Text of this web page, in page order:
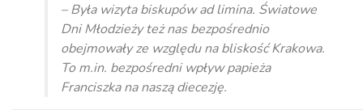
– Była wizyta biskupów ad limina. Światowe
Dni Młodzieży też nas bezpośrednio
obejmowały ze względu na bliskość Krakowa.
To m.in. bezpośredni wpływ papieża
Franciszka na naszą diecezję.